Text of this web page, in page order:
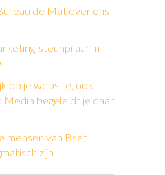
de Mat over ons
steunpilaar in
op je website, ook
Media begeleidt je daar
mensen van Bset
zijn